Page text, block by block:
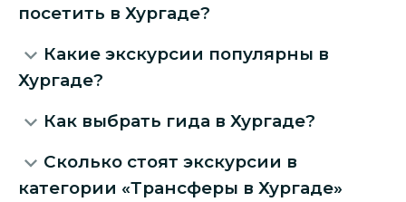
посетить в Хургаде?
Какие экскурсии популярны в
Хургаде?
Как выбрать гида в Хургаде?
Сколько стоят экскурсии в
категории «Трансферы в Хургаде»